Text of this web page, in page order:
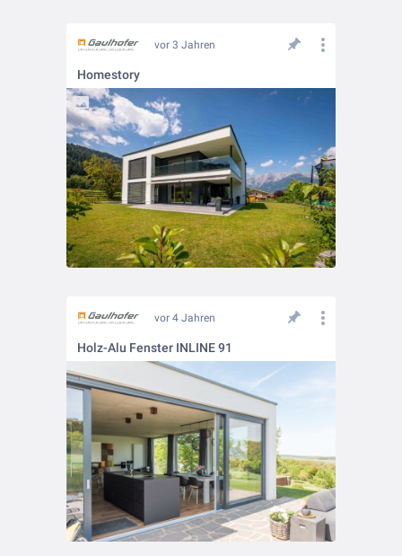
vor 3 Jahren
Homestory
vor 4 Jahren
Holz-Alu Fenster INLINE 91